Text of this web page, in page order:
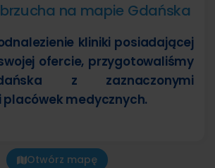
na mapie Gdańska
kliniki posiadającej
ofercie, przygotowaliśmy
z zaznaczonymi
medycznych.
Otwórz mapę